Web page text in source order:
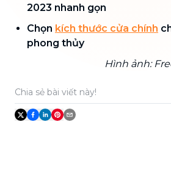
2023 nhanh gọn
Chọn kích thước cửa chính
phong thủy
Hình ảnh:
Chia sẻ bài viết này!